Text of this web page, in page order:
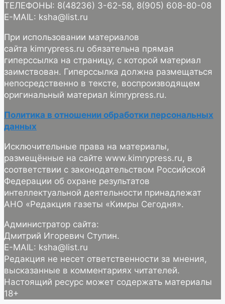
ТЕЛЕФОНЫ: 8(48236) 3-62-58, 8(905) 608-80-08
E-MAIL: ksha@list.ru
При использовании материалов
сайта kimrypress.ru обязательна прямая
гиперссылка на страницу, с которой материал
заимствован. Гиперссылка должна размещаться
непосредственно в тексте, воспроизводящем
оригинальный материал kimrypress.ru.
Политика в отношении обработки персональных
данных
Исключительные права на материалы,
размещённые на сайте www.kimrypress.ru, в
соответствии с законодательством Российской
Федерации об охране результатов
интеллектуальной деятельности принадлежат
АНО «Редакция газеты «Кимры Сегодня».
Администратор сайта:
Дмитрий Игоревич Ступин.
E-MAIL: ksha@list.ru
Редакция не несет ответственности за мнения,
высказанные в комментариях читателей.
Настоящий ресурс может содержать материалы
18+